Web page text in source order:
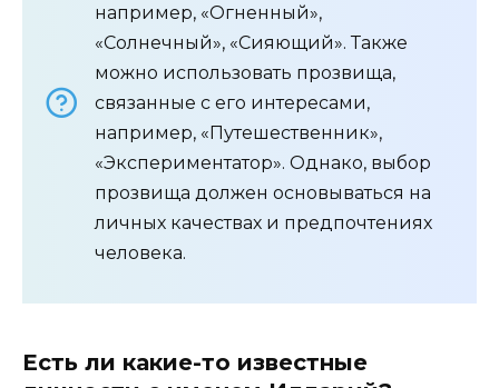
например, «Огненный»,
«Солнечный», «Сияющий». Также
можно использовать прозвища,
связанные с его интересами,
например, «Путешественник»,
«Экспериментатор». Однако, выбор
прозвища должен основываться на
личных качествах и предпочтениях
человека.
Есть ли какие-то известные